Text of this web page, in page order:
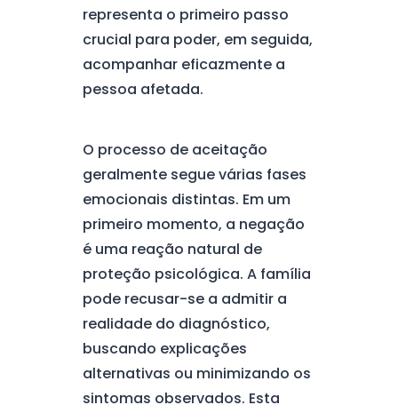
representa o primeiro passo
crucial para poder, em seguida,
acompanhar eficazmente a
pessoa afetada.
O processo de aceitação
geralmente segue várias fases
emocionais distintas. Em um
primeiro momento, a negação
é uma reação natural de
proteção psicológica. A família
pode recusar-se a admitir a
realidade do diagnóstico,
buscando explicações
alternativas ou minimizando os
sintomas observados. Esta